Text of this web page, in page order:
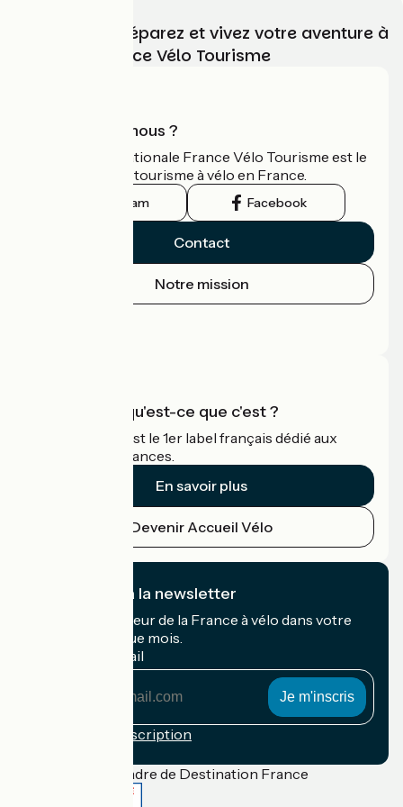
Choisissez, préparez et vivez votre aventure à
vélo avec France Vélo Tourisme
Qui sommes-nous ?
L'association nationale France Vélo Tourisme est le
guide officiel du tourisme à vélo en France.
Instagram Facebook
Contact
Notre mission
Accueil Vélo qu'est-ce que c'est ?
Accueil Vélo c'est le 1er label français dédié aux
cyclistes en vacances.
En savoir plus
Devenir Accueil Vélo
Je m'abonne à la newsletter
Recevez le meilleur de la France à vélo dans votre
boîte mail chaque mois.
Mon adresse mail
Conditions d'inscription
Financé dans le cadre de Destination France